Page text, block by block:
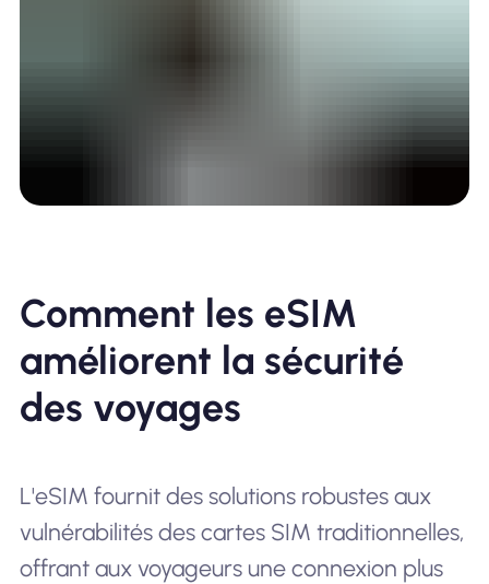
Comment les eSIM
améliorent la sécurité
des voyages
L'eSIM fournit des solutions robustes aux
vulnérabilités des cartes SIM traditionnelles,
offrant aux voyageurs une connexion plus